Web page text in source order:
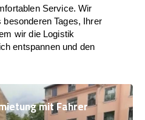
Service. Wir
Tages, Ihrer
wir die Logistik
entspannen und den
mit Fahrer